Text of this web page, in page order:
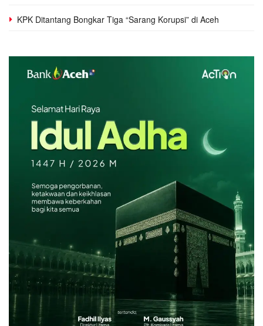
KPK Ditantang Bongkar Tiga “Sarang Korupsi” di Aceh